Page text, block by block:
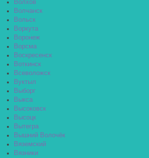
Волхов
Волчанск
Вольск
Воркута
Воронеж
Ворсма
Воскресенск
Воткинск
Всеволожск
Вуктыл
Выборг
Выкса
Высоковск
Высоцк
Вытегра
Вышний Волочёк
Вяземский
Вязники